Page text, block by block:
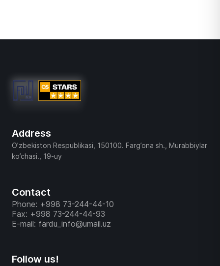
Address
O’zbekiston Respublikasi, 150100. Farg’ona sh., Murabbiylar
ko’chasi., 19-uy
Contact
Phone: +998 73-244-44-10
Fax: +998 73-244-44-93
E-mail: fardu_info@umail.uz
Follow us!